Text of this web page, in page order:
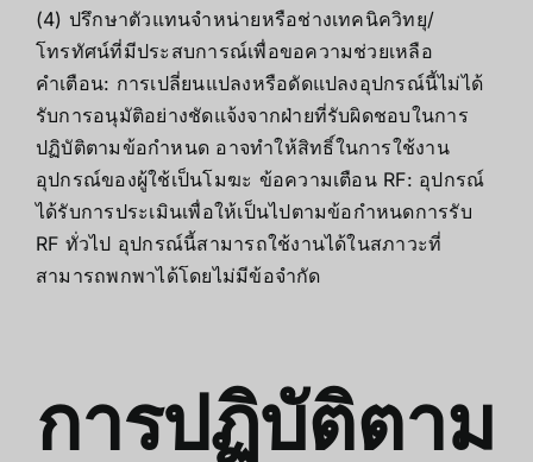
(4) ปรึกษาตัวแทนจำหน่ายหรือช่างเทคนิควิทยุ/
โทรทัศน์ที่มีประสบการณ์เพื่อขอความช่วยเหลือ
คำเตือน: การเปลี่ยนแปลงหรือดัดแปลงอุปกรณ์นี้ไม่ได้
รับการอนุมัติอย่างชัดแจ้งจากฝ่ายที่รับผิดชอบในการ
ปฏิบัติตามข้อกำหนด อาจทำให้สิทธิ์ในการใช้งาน
อุปกรณ์ของผู้ใช้เป็นโมฆะ ข้อความเตือน RF: อุปกรณ์
ได้รับการประเมินเพื่อให้เป็นไปตามข้อกำหนดการรับ
RF ทั่วไป อุปกรณ์นี้สามารถใช้งานได้ในสภาวะที่
สามารถพกพาได้โดยไม่มีข้อจำกัด
การปฏิบัติตาม